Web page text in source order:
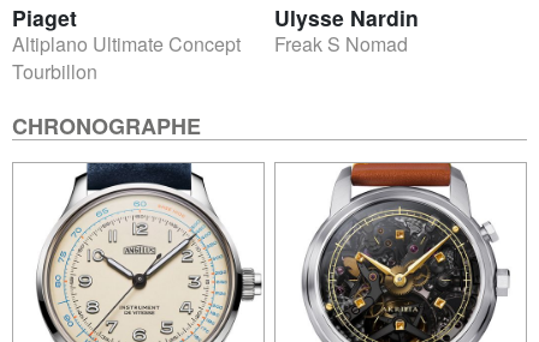
Piaget
Altiplano Ultimate Concept
Tourbillon
Ulysse Nardin
Freak S Nomad
CHRONOGRAPHE